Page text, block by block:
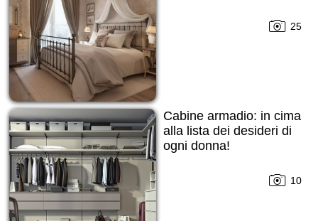
25
Cabine armadio: in cima
alla lista dei desideri di
ogni donna!
10